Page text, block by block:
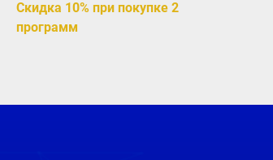
Скидка 10% при покупке 2
программ